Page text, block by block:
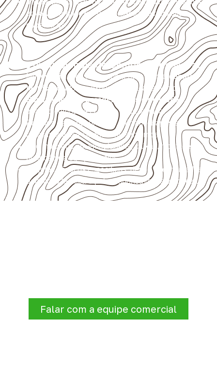
Valide com o responsável técnico qualquer uso que
envolva carga, exposição intensa ou requisitos
específicos.
Usos profissionais do Compensado Naval
Móveis, divisórias e componentes de
marcenaria
técnica
, conforme exposição e acabamento.
Revestimentos, paredes, pisos e divisórias ,
quando compatíveis com a ficha técnica.
Projetos de transporte que utilizam chapas em
revestimentos e componentes internos.
Uso industrial em embalagens, caixas, montagem e
proteção de equipamentos.
Projetos náuticos específicos, desde que validados
pela ficha técnica e pelo responsável pelo projeto.
Falar com a equipe comercial